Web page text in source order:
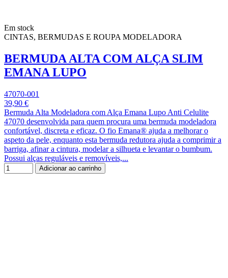
Em stock
CINTAS, BERMUDAS E ROUPA MODELADORA
BERMUDA ALTA COM ALÇA SLIM
EMANA LUPO
47070-001
39,90 €
Bermuda Alta Modeladora com Alça Emana Lupo Anti Celulite
47070 desenvolvida para quem procura uma bermuda modeladora
confortável, discreta e eficaz. O fio Emana® ajuda a melhorar o
aspeto da pele, enquanto esta bermuda redutora ajuda a comprimir a
barriga, afinar a cintura, modelar a silhueta e levantar o bumbum.
Possui alças reguláveis e removíveis,...
Adicionar ao carrinho